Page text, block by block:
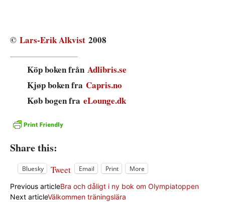
© Lars-Erik Alkvist 2008
Köp boken från Adlibris.se
Kjøp boken fra Capris.no
Køb bogen fra eLounge.dk
Share this:
Bluesky Tweet Email Print More
Previous articleBra och dåligt i ny bok om Olympiatoppen
Next articleVälkommen träningslära